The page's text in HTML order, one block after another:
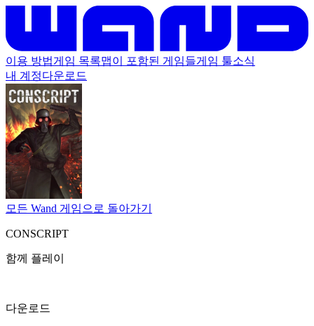
이용 방법게임 목록맵이 포함된 게임들게임 툴소식
내 계정다운로드
모든 Wand 게임으로 돌아가기
CONSCRIPT
함께 플레이
다운로드